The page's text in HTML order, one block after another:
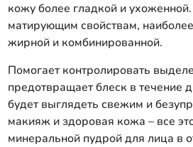
кожу более гладкой и
матирующим свойствам,
жирной и комбинированной.
Помогает контролировать
предотвращает блеск в течение
будет выглядеть свежим и
макияж и здоровая кожа – все
минеральной пудрой для лица в